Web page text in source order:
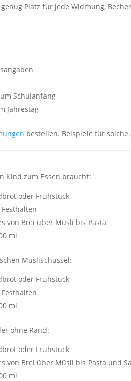
Platz für jede Widmung,
Schulanfang
Jahrestag
bestellen. Beispiele für
Kind zum Essen braucht:
oder Frühstück
von Brei über Müsli bis Pasta
ml
Müslischüssel:
oder Frühstück
ml
ohne Rand:
oder Frühstück
von Brei über Müsli bis Pasta und
ml